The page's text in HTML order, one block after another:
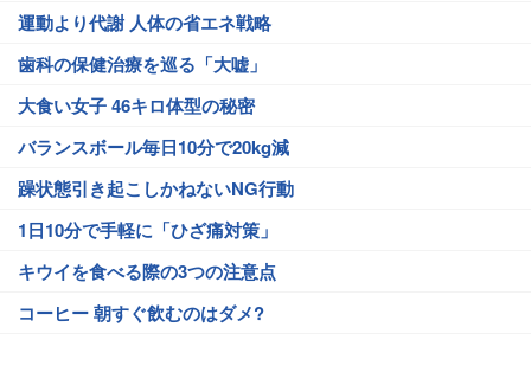
運動より代謝 人体の省エネ戦略
歯科の保健治療を巡る「大嘘」
大食い女子 46キロ体型の秘密
バランスボール毎日10分で20kg減
躁状態引き起こしかねないNG行動
1日10分で手軽に「ひざ痛対策」
キウイを食べる際の3つの注意点
コーヒー 朝すぐ飲むのはダメ?